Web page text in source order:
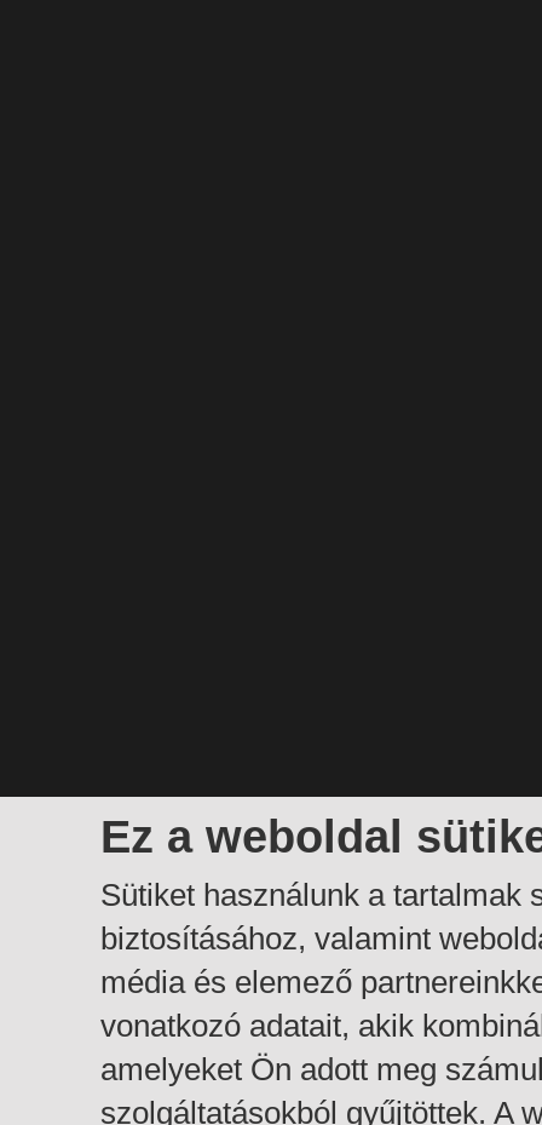
Ez a weboldal
Sütiket használunk a tartalmak
biztosításához, valamint
média és elemező
vonatkozó adatait, akik
amelyeket Ön adott meg
szolgáltatásokból gyűjtöttek. A